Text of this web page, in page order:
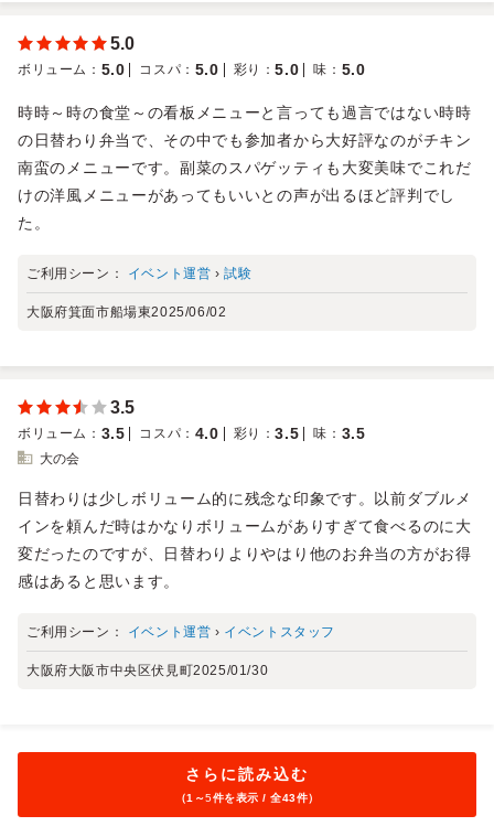
5.0
ボリューム ： 5.0 コスパ ： 5.0 彩り ：5.0 味 ： 5.0
時時～時の食堂～の看板メニューと言っても過言ではない時時
の日替わり弁当で、その中でも参加者から大好評なのがチキン
南蛮のメニューです。副菜のスパゲッティも大変美味でこれだ
けの洋風メニューがあってもいいとの声が出るほど評判でし
た。
ご利用シーン： イベント運営 ›試験
大阪府箕面市船場東2025/06/02
3.5
ボリューム ： 3.5 コスパ ： 4.0 彩り ：3.5 味 ： 3.5
大の会
日替わりは少しボリューム的に残念な印象です。以前ダブルメ
インを頼んだ時はかなりボリュームがありすぎて食べるのに大
変だったのですが、日替わりよりやはり他のお弁当の方がお得
感はあると思います。
ご利用シーン： イベント運営 › イベントスタッフ
大阪府大阪市中央区伏見町2025/01/30
さらに読み込む
（1～5件を表示 / 全43件）